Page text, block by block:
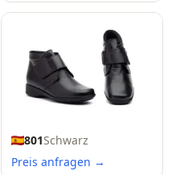
801Schwarz
Preis anfragen →